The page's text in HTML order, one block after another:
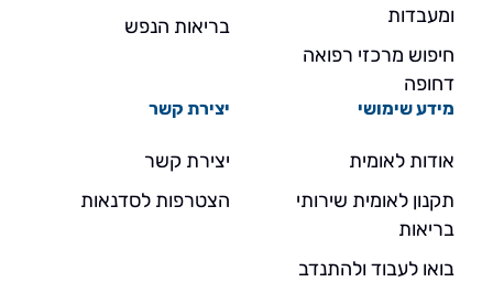
ומעבדות
חיפוש מרכזי רפואה
דחופה
בריאות הנפש
מידע שימושי
אודות לאומית
תקנון לאומית שירותי
בריאות
בואו לעבוד ולהתנדב
יצירת קשר
יצירת קשר
הצטרפות לסדנאות